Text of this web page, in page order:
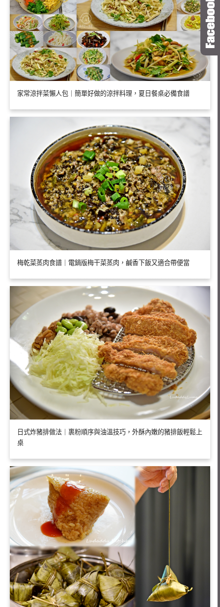
家常涼拌菜懶人包｜簡單好做的涼拌料理，夏日餐桌必備食譜
梅乾菜蒸肉食譜｜電鍋版梅干菜蒸肉，鹹香下飯又適合帶便當
日式炸豬排做法｜裹粉順序與油溫技巧，外酥內嫩的豬排飯輕鬆上
桌